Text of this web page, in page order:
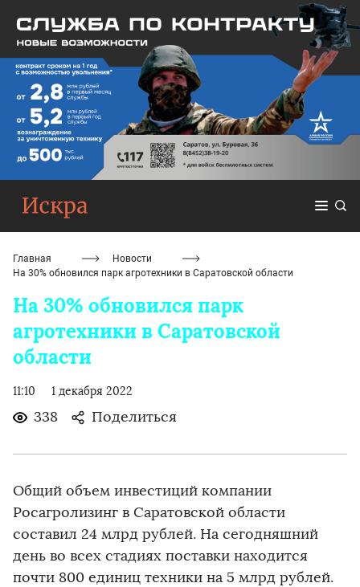
Главная
Новости
На 30% обновился парк агротехники в Саратовской области
На 30% обновился парк
агротехники в Саратовской
области
11:10 1 декабря 2022
338 Поделиться
Общий объем инвестиций компании
Росагролизинг в Саратовской области
составил 24 млрд рублей. На сегодняшний
день во всех стадиях поставки находится
почти 800 единиц техники на 5 млрд рублей.